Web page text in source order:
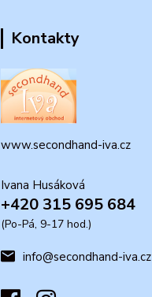
Kontakty
www.secondhand-iva.cz
Ivana Husáková
+420 315 695 684
(Po-Pá, 9-17 hod.)
info@secondhand-iva.cz